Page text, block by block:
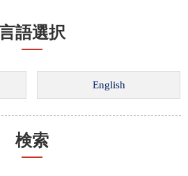
語選択
検索